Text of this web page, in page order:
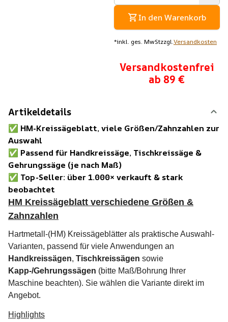
In den Warenkorb
*inkl. ges. MwStzzgl.Versandkosten
Versandkostenfrei
ab 89 €
Artikeldetails
✅ HM-Kreissägeblatt, viele Größen/Zahnzahlen zur
Auswahl
✅ Passend für Handkreissäge, Tischkreissäge &
Gehrungssäge (je nach Maß)
✅ Top-Seller: über 1.000× verkauft & stark
beobachtet
HM Kreissägeblatt verschiedene Größen &
Zahnzahlen
Hartmetall-(HM) Kreissägeblätter als praktische Auswahl-
Varianten, passend für viele Anwendungen an
Handkreissägen, Tischkreissägen sowie
Kapp-/Gehrungssägen (bitte Maß/Bohrung Ihrer
Maschine beachten). Sie wählen die Variante direkt im
Angebot.
Highlights